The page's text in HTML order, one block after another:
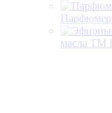
масла ТМ